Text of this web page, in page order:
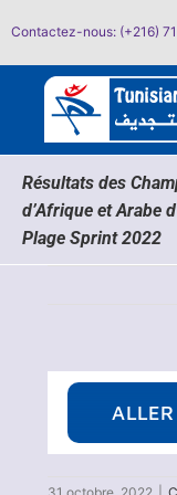
auContactez-nous: (+216)
Résultats des
d’Afrique et Arabe
Plage Sprint 2022